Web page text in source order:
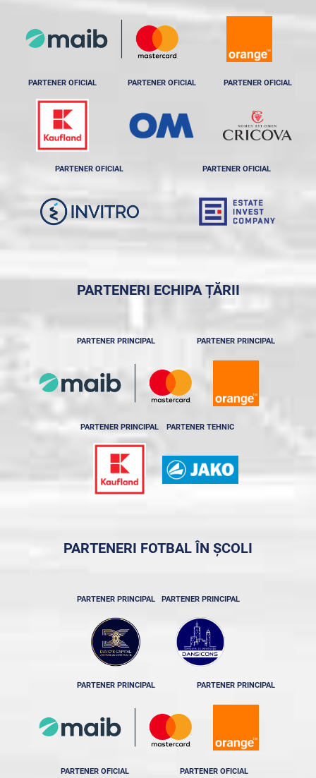
PARTENER OFICIAL PARTENER OFICIAL PARTENER OFICIAL
PARTENER OFICIAL PARTENER OFICIAL
PARTENERI ECHIPA ȚĂRII
PARTENER PRINCIPAL PARTENER PRINCIPAL
PARTENER PRINCIPAL PARTENER TEHNIC
PARTENERI FOTBAL ÎN ȘCOLI
PARTENER PRINCIPAL PARTENER PRINCIPAL
PARTENER PRINCIPAL PARTENER PRINCIPAL
PARTENER OFICIAL PARTENER OFICIAL